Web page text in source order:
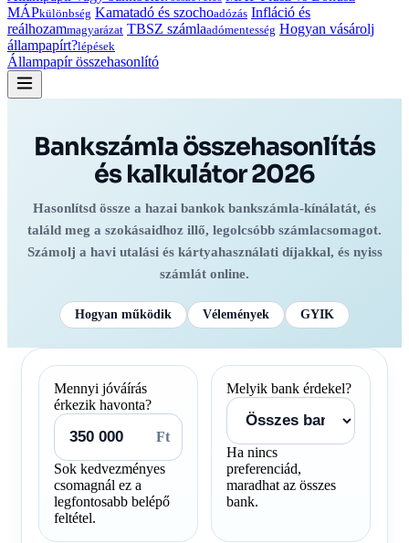
MÁPkülönbség Kamatadó és szochoadózás Infláció és
reálhozammagyarázat TBSZ számlaadómentesség Hogyan vásárolj
állampapírt?lépések
Állampapír összehasonlító
Bankszámla összehasonlítás
és kalkulátor 2026
Hasonlítsd össze a hazai bankok bankszámla-kínálatát, és
találd meg a szokásaidhoz illő, legolcsóbb számlacsomagot.
Számolj a havi utalási és kártyahasználati díjakkal, és nyiss
számlát online.
Hogyan működik Vélemények GYIK
Mennyi jóváírás
érkezik havonta?
Ft
Sok kedvezményes
csomagnál ez a
legfontosabb belépő
feltétel.
Melyik bank érdekel?
Ha nincs
preferenciád,
maradhat az összes
bank.